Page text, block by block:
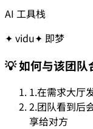
AI 工具栈
✦ vidu✦ 即梦
💡 如何与该团队
1.在需求大厅
2.团队看到后
享给对方